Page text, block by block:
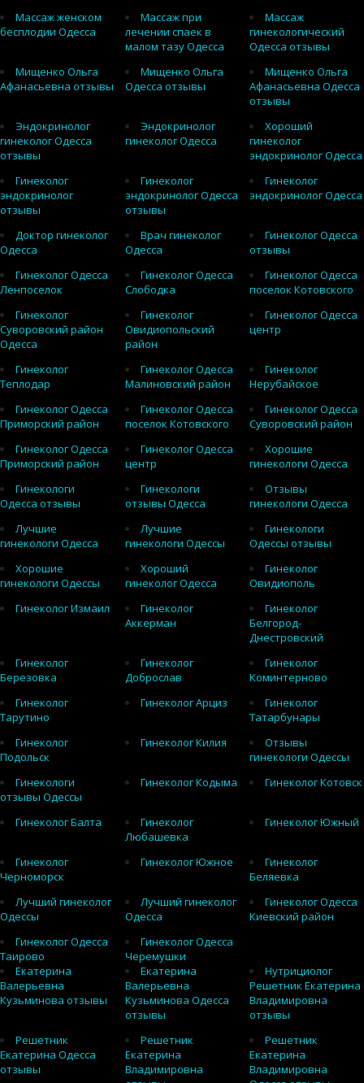
Массаж женском
бесплодии Одесса
Массаж при
лечении спаек в
малом тазу Одесса
Массаж
гинекологический
Одесса отзывы
Мищенко Ольга
Афанасьевна отзывы
Мищенко Ольга
Одесса отзывы
Мищенко Ольга
Афанасьевна Одесса
отзывы
Эндокринолог
гинеколог Одесса
отзывы
Эндокринолог
гинеколог Одесса
Хороший
гинеколог
эндокринолог Одесса
Гинеколог
эндокринолог
отзывы
Гинеколог
эндокринолог Одесса
отзывы
Гинеколог
эндокринолог Одесса
Доктор гинеколог
Одесса
Врач гинеколог
Одесса
Гинеколог Одесса
отзывы
Гинеколог Одесса
Ленпоселок
Гинеколог Одесса
Слободка
Гинеколог Одесса
поселок Котовского
Гинеколог
Суворовский район
Одесса
Гинеколог
Овидиопольский
район
Гинеколог Одесса
центр
Гинеколог
Теплодар
Гинеколог Одесса
Малиновский район
Гинеколог
Нерубайское
Гинеколог Одесса
Приморский район
Гинеколог Одесса
поселок Котовского
Гинеколог Одесса
Суворовский район
Гинеколог Одесса
Приморский район
Гинеколог Одесса
центр
Хорошие
гинекологи Одесса
Гинекологи
Одесса отзывы
Гинекологи
отзывы Одесса
Отзывы
гинекологи Одесса
Лучшие
гинекологи Одесса
Лучшие
гинекологи Одессы
Гинекологи
Одессы отзывы
Хорошие
гинекологи Одессы
Хороший
гинеколог Одесса
Гинеколог
Овидиополь
Гинеколог Измаил
Гинеколог
Аккерман
Гинеколог
Белгород-
Днестровский
Гинеколог
Березовка
Гинеколог
Доброслав
Гинеколог
Коминтерново
Гинеколог
Тарутино
Гинеколог Арциз
Гинеколог
Татарбунары
Гинеколог
Подольск
Гинеколог Килия
Отзывы
гинекологи Одессы
Гинекологи
отзывы Одессы
Гинеколог Кодыма Гинеколог Котовск
Гинеколог Балта
Гинеколог
Любашевка
Гинеколог Южный
Гинеколог
Черноморск
Гинеколог Южное
Гинеколог
Беляевка
Лучший гинеколог
Одессы
Лучший гинеколог
Одесса
Гинеколог Одесса
Киевский район
Гинеколог Одесса
Таирово
Гинеколог Одесса
Черемушки
Екатерина
Валерьевна
Кузьминова отзывы
Екатерина
Валерьевна
Кузьминова Одесса
отзывы
Нутрициолог
Решетник Екатерина
Владимировна
отзывы
Решетник
Екатерина Одесса
отзывы
Решетник
Екатерина
Владимировна
Решетник
Екатерина
Владимировна